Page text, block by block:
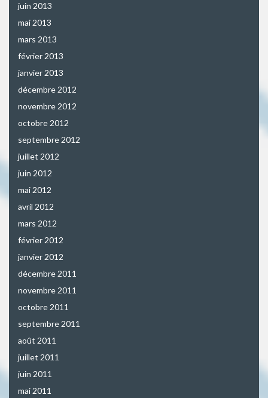
juin 2013
mai 2013
mars 2013
février 2013
janvier 2013
décembre 2012
novembre 2012
octobre 2012
septembre 2012
juillet 2012
juin 2012
mai 2012
avril 2012
mars 2012
février 2012
janvier 2012
décembre 2011
novembre 2011
octobre 2011
septembre 2011
août 2011
juillet 2011
juin 2011
mai 2011